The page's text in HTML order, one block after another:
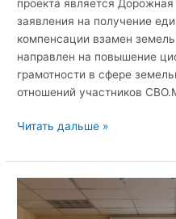
проекта является
заявления на получение
компенсации взамен
направлен на повышение
грамотности в сфере
отношений участников
Презентация
«Мы
всегда
возвращаемся
домой»
Читать дальше »